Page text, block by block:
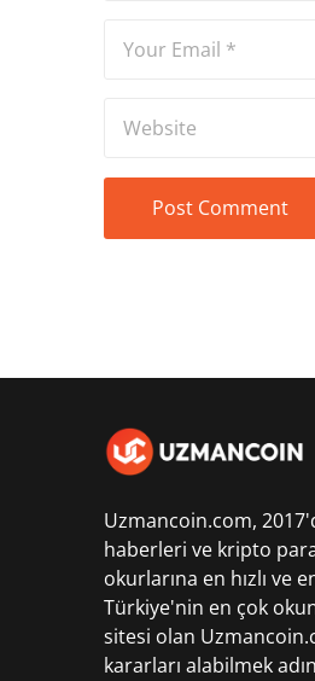
Uzmancoin.com,
haberleri ve kripto
okurlarına en hızlı ve
Türkiye'nin en çok
sitesi olan
kararları alabilmek